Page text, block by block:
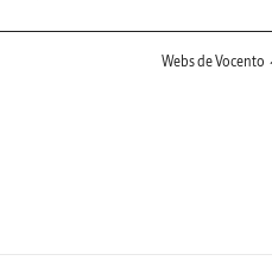
Webs de Vocento